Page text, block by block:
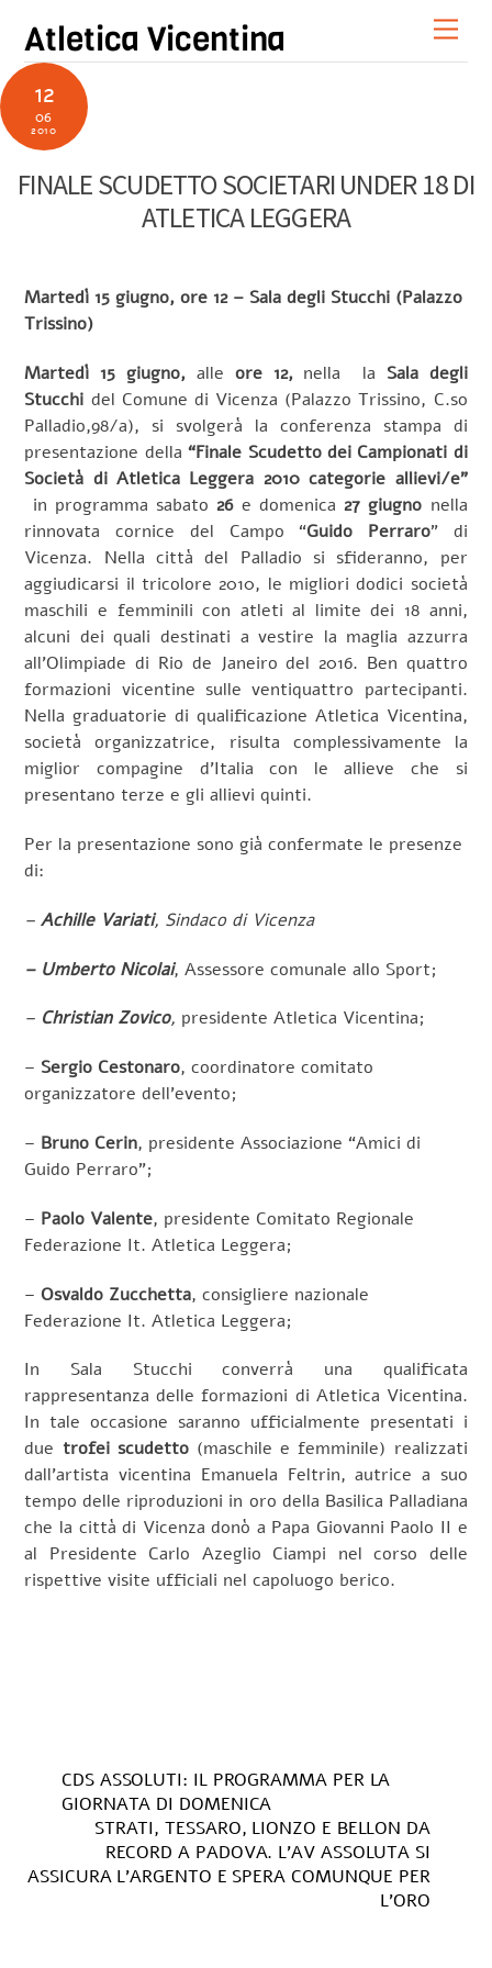
content
Atletica Vicentina
12
06
2010
FINALE SCUDETTO SOCIETARI UNDER 18 DI
ATLETICA LEGGERA
Martedì 15 giugno, ore 12 – Sala degli Stucchi (Palazzo
Trissino)
Martedì 15 giugno, alle ore 12, nella la Saladegli
Stucchi del Comune di Vicenza (Palazzo Trissino, C.so
Palladio,98/a), si svolgerà la conferenza stampa di
presentazione della“Finale Scudetto dei Campionati di
Società di Atletica Leggera 2010 categorie allievi/e”
in programma sabato26 e domenica 27 giugno nella
rinnovata cornice del Campo “Guido Perraro” di
Vicenza. Nella città del Palladio si sfideranno, per
aggiudicarsi il tricolore 2010, le migliori dodici società
maschili e femminili con atleti al limite dei 18 anni,
alcuni dei quali destinati a vestire la maglia azzurra
all’Olimpiade di Rio de Janeiro del 2016. Ben quattro
formazioni vicentine sulle ventiquattro partecipanti.
Nella graduatorie di qualificazione Atletica Vicentina,
società organizzatrice, risulta complessivamente la
miglior compagine d’Italia con le allieve che si
presentano terze e gli allievi quinti.
Per la presentazione sono già confermate le presenze
di:
–Achille Variati, Sindaco di Vicenza
– Umberto Nicolai, Assessore comunale allo Sport;
– Christian Zovico, presidente Atletica Vicentina;
– Sergio Cestonaro, coordinatore comitato
organizzatore dell’evento;
– Bruno Cerin, presidente Associazione “Amici di
Guido Perraro”;
– Paolo Valente, presidente Comitato Regionale
Federazione It. Atletica Leggera;
– Osvaldo Zucchetta, consigliere nazionale
Federazione It. Atletica Leggera;
In Sala Stucchi converrà una qualificata
rappresentanza delle formazioni di Atletica Vicentina.
In tale occasione saranno ufficialmente presentati i
due trofei scudetto(maschile e femminile) realizzati
dall’artista vicentina Emanuela Feltrin, autrice a suo
tempo delle riproduzioni in oro della Basilica Palladiana
che la città di Vicenza donò a Papa Giovanni Paolo II e
al Presidente Carlo Azeglio Ciampi nel corso delle
rispettive visite ufficiali nel capoluogo berico.
CDS ASSOLUTI: IL PROGRAMMA PER LA
GIORNATA DI DOMENICA
STRATI, TESSARO, LIONZO E BELLON DA
RECORD A PADOVA. L’AV ASSOLUTA SI
ASSICURA L’ARGENTO E SPERA COMUNQUE PER
L’ORO